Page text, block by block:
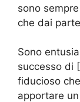
sono
che dai
Sono
successo di
fiducioso
apportare